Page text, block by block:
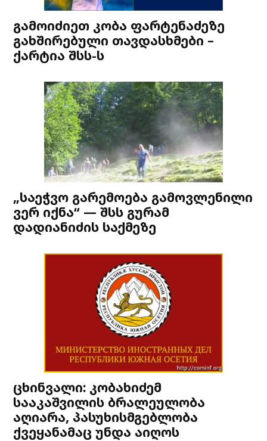
გამოიძიეთ კობა ფარტენაძეზე
გახშირებული თავდასხმები –
ქარტია შსს-ს
„საეჭვო გარემოება გამოვლენილი
ვერ იქნა“ — შსს გურამ
დადიანიძის საქმეზე
ცხინვალი: კობახიძემ
სააკაშვილის ბრალეულობა
აღიარა, პასუხისმგებლობა
ქვეყანამაც უნდა აიღოს